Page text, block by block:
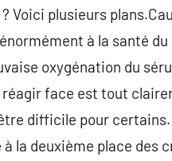
Voici plusieurs
à la santé
oxygénation du
réagir face est tout
difficile pour
à la deuxième place